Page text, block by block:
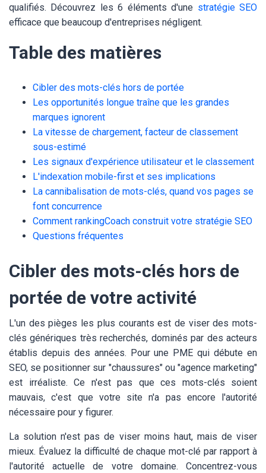
qualifiés. Découvrez les 6 éléments d'une stratégie SEO
efficace que beaucoup d'entreprises négligent.
Table des matières
Cibler des mots-clés hors de portée
Les opportunités longue traîne que les grandes
marques ignorent
La vitesse de chargement, facteur de classement
sous-estimé
Les signaux d'expérience utilisateur et le classement
L'indexation mobile-first et ses implications
La cannibalisation de mots-clés, quand vos pages se
font concurrence
Comment rankingCoach construit votre stratégie SEO
Questions fréquentes
Cibler des mots-clés hors de
portée de votre activité
L'un des pièges les plus courants est de viser des mots-
clés génériques très recherchés, dominés par des acteurs
établis depuis des années. Pour une PME qui débute en
SEO, se positionner sur "chaussures" ou "agence marketing"
est irréaliste. Ce n'est pas que ces mots-clés soient
mauvais, c'est que votre site n'a pas encore l'autorité
nécessaire pour y figurer.
La solution n'est pas de viser moins haut, mais de viser
mieux. Évaluez la difficulté de chaque mot-clé par rapport à
l'autorité actuelle de votre domaine. Concentrez-vous